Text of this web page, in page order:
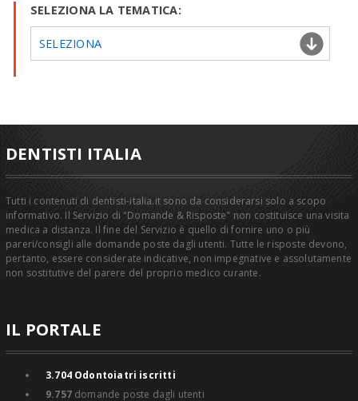
SELEZIONA LA TEMATICA:
SELEZIONA
DENTISTI ITALIA
Tutti i contenuti di dentisti-italia.it sono da considerarsi solo a scopo
informativo. Il Servizio di "Domande & Risposte" non costituisce una visita
medica a distanza. Il fine del Servizio è quello di fornire uno o più
pareri/consigli alle domande poste dagli utenti. Tutte le risposte devono,
pertanto, essere considerate indicative, non impegnative e assolutamente
non sostitutive del parere del proprio medico curante.
IL PORTALE
3.704Odontoiatri iscritti
9.757domande poste dagli utenti